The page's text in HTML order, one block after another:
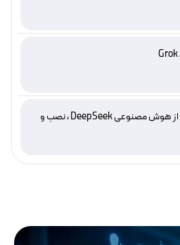
دیپ سیک چیست؟ استفاده از هوش مصنوعی DeepSeek ، نصب و